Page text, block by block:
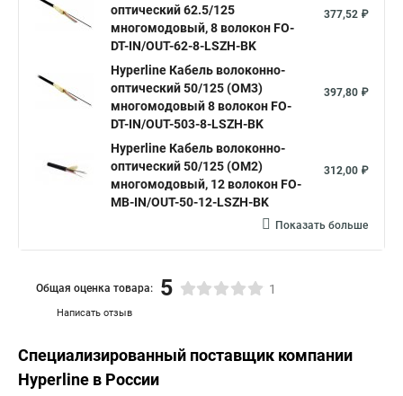
оптический 62.5/125
многомодовый, 8 волокон FO-
DT-IN/OUT-62-8-LSZH-BK
377,52 ₽
Hyperline Кабель волоконно-
оптический 50/125 (OM3)
многомодовый 8 волокон FO-
DT-IN/OUT-503-8-LSZH-BK
397,80 ₽
Hyperline Кабель волоконно-
оптический 50/125 (OM2)
многомодовый, 12 волокон FO-
MB-IN/OUT-50-12-LSZH-BK
312,00 ₽
Показать больше
Написать отзыв
Общая оценка товара: 5 1
Специализированный поставщик компании
Hyperline в России